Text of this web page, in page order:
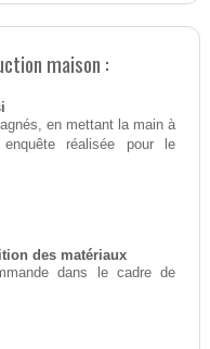
maison :
en mettant la main à
réalisée pour le
des matériaux
dans le cadre de